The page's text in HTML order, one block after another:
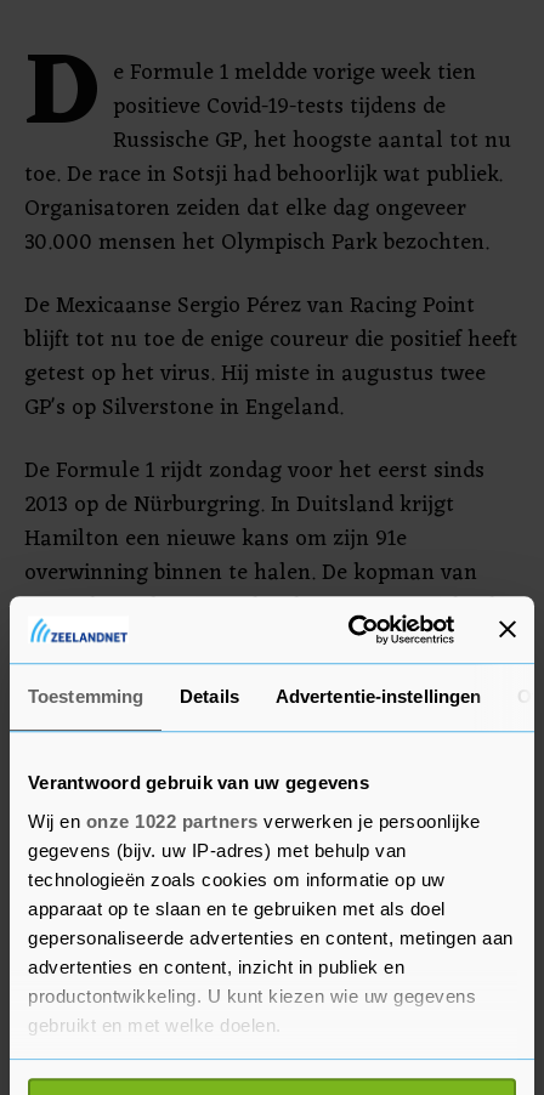
Toestemming Details Advertentie-instellingen
Verantwoord gebruik van uw gegevens
Wij en onze 1022 partners verwerken je persoonlijke
gegevens (bijv. uw IP-adres) met behulp van
technologieën zoals cookies om informatie op uw
apparaat op te slaan en te gebruiken met als doel
gepersonaliseerde advertenties en content, metingen aan
advertenties en content, inzicht in publiek en
productontwikkeling. U kunt kiezen wie uw gegevens
gebruikt en met welke doelen.
Als u het toestaat, willen we ook graag:
D e Formule 1 meldde vorige week tien
positieve Covid-19-tests tijdens de
Russische GP, het hoogste aantal tot nu
toe. De race in Sotsji had behoorlijk wat publiek.
Organisatoren zeiden dat elke dag ongeveer
30.000 mensen het Olympisch Park bezochten.
De Mexicaanse Sergio Pérez van Racing Point
blijft tot nu toe de enige coureur die positief heeft
getest op het virus. Hij miste in augustus twee
GP's op Silverstone in Engeland.
De Formule 1 rijdt zondag voor het eerst sinds
2013 op de Nürburgring. In Duitsland krijgt
Hamilton een nieuwe kans om zijn 91e
overwinning binnen te halen. De kopman van
Mercedes is daarnaast hard op weg om Michael
Schumacher te evenaren als recordkampioen in
de Formule 1. Hamilton koerst vrijwel onbedreigd
af op zijn zevende wereldtitel.